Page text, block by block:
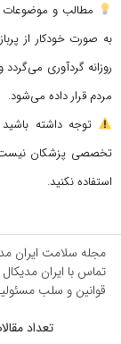
مطالب و موضوعات
به صورت خودکار از
روزانه گردآوری
مردم قرار داده می‌شود.
توجه داشته
تخصصی پزشکان نیست
استفاده نکنید.
مجله سلامت ایران
تماس با ایران مدیکال
قوانین و سلب
تعداد